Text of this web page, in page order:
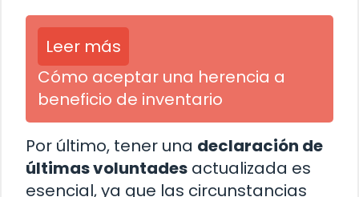
Leer más
Cómo aceptar una herencia a
beneficio de inventario
Por último, tener una declaración de
últimas voluntades actualizada es
esencial, ya que las circunstancias